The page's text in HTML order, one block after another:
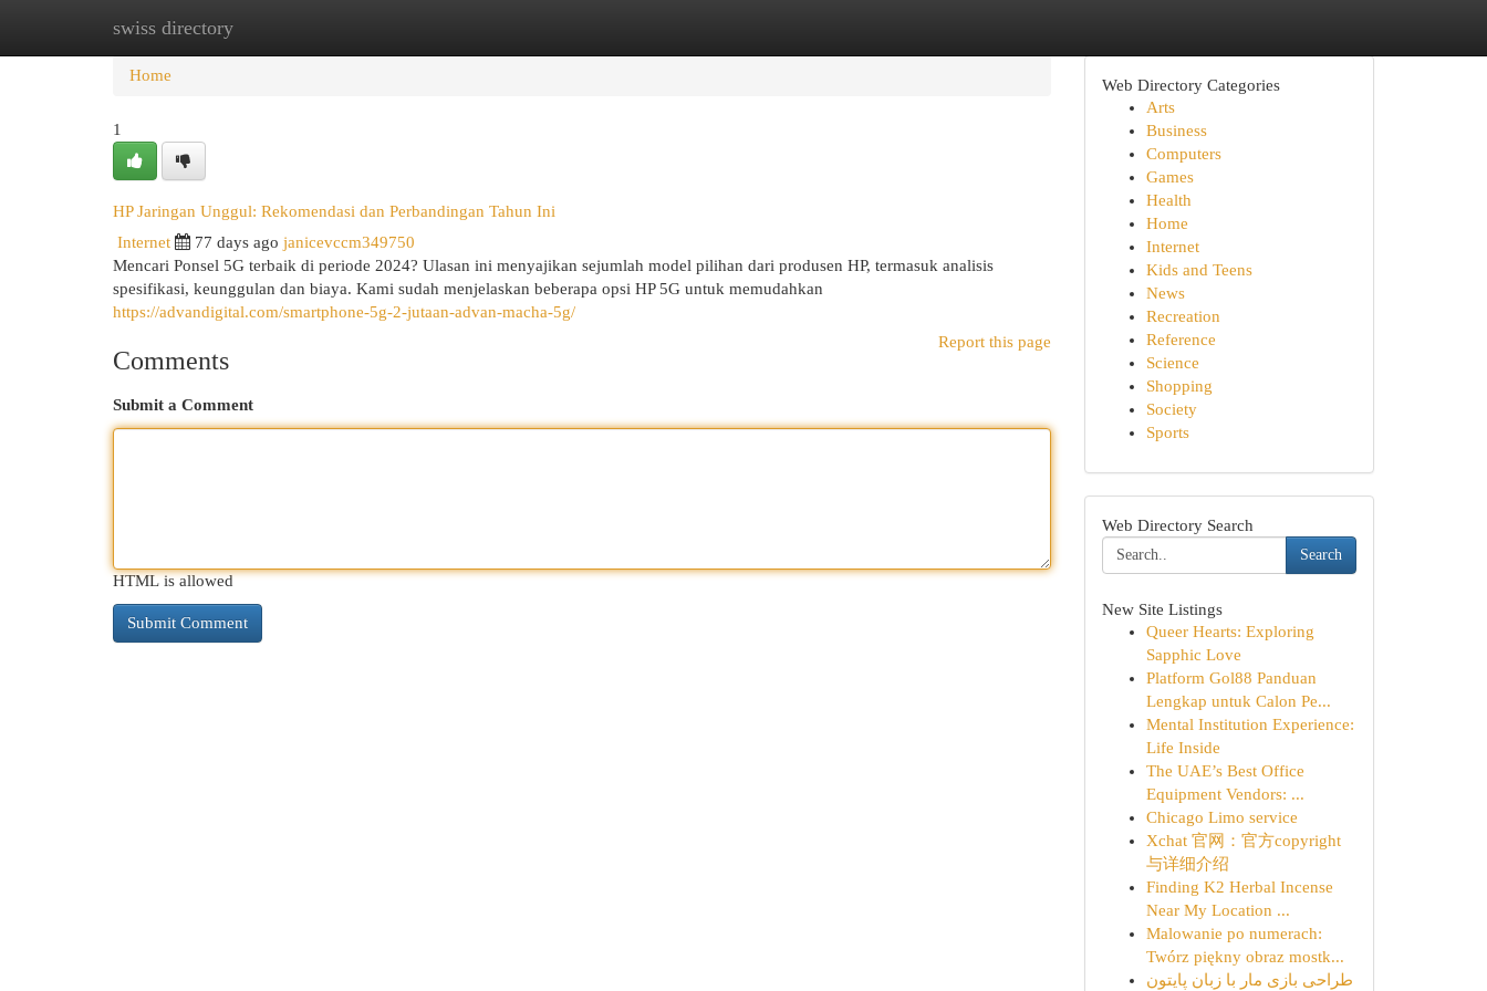
swiss directory
Home New Site Listings
Home
1
HP Jaringan Unggul: Rekomendasi dan Perbandingan Tahun Ini
Internet 77 days ago janicevccm349750
Mencari Ponsel 5G terbaik di periode 2024? Ulasan ini menyajikan sejumlah model pilihan dari produsen HP, termasuk analisis
spesifikasi, keunggulan dan biaya. Kami sudah menjelaskan beberapa opsi HP 5G untuk memudahkan
https://advandigital.com/smartphone-5g-2-jutaan-advan-macha-5g/
Report this page
Comments
Submit a Comment
HTML is allowed
Web Directory Categories
Arts
Business
Computers
Games
Health
Home
Internet
Kids and Teens
News
Recreation
Reference
Science
Shopping
Society
Sports
Web Directory Search
Search
New Site Listings
Queer Hearts: Exploring
Sapphic Love
Platform Gol88 Panduan
Lengkap untuk Calon Pe...
Mental Institution Experience:
Life Inside
The UAE’s Best Office
Equipment Vendors: ...
Chicago Limo service
Xchat 官网：官方copyright
与详细介绍
Finding K2 Herbal Incense
Near My Location ...
Malowanie po numerach:
Twórz piękny obraz mostk...
طراحی بازی مار با زبان پایتون